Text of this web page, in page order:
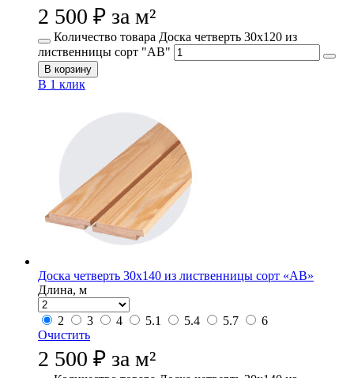
2 500 ₽ за м²
Количество товара Доска четверть 30х120 из
лиственницы сорт "АВ"
В корзину
В 1 клик
Доска четверть 30х140 из лиственницы сорт «АВ»
Длина, м
2 3 4 5.1 5.4 5.7
6
Очистить
2 500 ₽ за м²